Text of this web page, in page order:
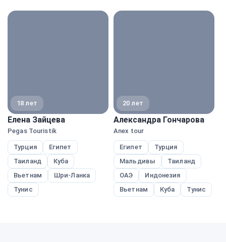
18 лет
Елена Зайцева
Pegas Touristik
Турция
Египет
Таиланд
Куба
Вьетнам
Шри-Ланка
Тунис
20 лет
Александра Гончарова
Anex tour
Египет
Турция
Мальдивы
Таиланд
ОАЭ
Индонезия
Вьетнам
Куба Тунис